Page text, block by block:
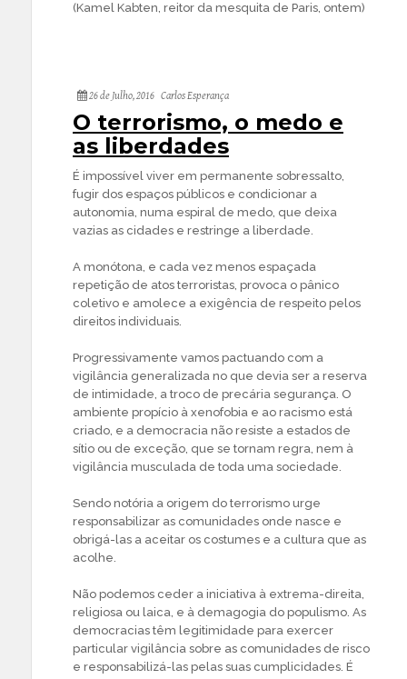
(Kamel Kabten, reitor da mesquita de Paris, ontem)
26 de Julho, 2016 Carlos Esperança
O terrorismo, o medo e
as liberdades
É impossível viver em permanente sobressalto,
fugir dos espaços públicos e condicionar a
autonomia, numa espiral de medo, que deixa
vazias as cidades e restringe a liberdade.
A monótona, e cada vez menos espaçada
repetição de atos terroristas, provoca o pânico
coletivo e amolece a exigência de respeito pelos
direitos individuais.
Progressivamente vamos pactuando com a
vigilância generalizada no que devia ser a reserva
de intimidade, a troco de precária segurança. O
ambiente propício à xenofobia e ao racismo está
criado, e a democracia não resiste a estados de
sítio ou de exceção, que se tornam regra, nem à
vigilância musculada de toda uma sociedade.
Sendo notória a origem do terrorismo urge
responsabilizar as comunidades onde nasce e
obrigá-las a aceitar os costumes e a cultura que as
acolhe.
Não podemos ceder a iniciativa à extrema-direita,
religiosa ou laica, e à demagogia do populismo. As
democracias têm legitimidade para exercer
particular vigilância sobre as comunidades de risco
e responsabilizá-las pelas suas cumplicidades. É